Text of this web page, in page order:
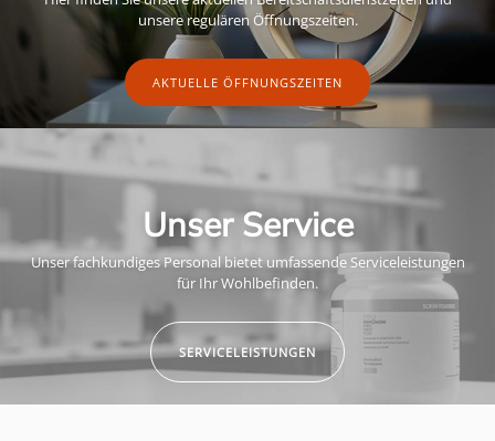
unsere regulären Öffnungszeiten.
AKTUELLE ÖFFNUNGSZEITEN
Unser Service
Unser fachkundiges Personal bietet umfassende Serviceleistungen
für Ihr Wohlbefinden.
SERVICELEISTUNGEN